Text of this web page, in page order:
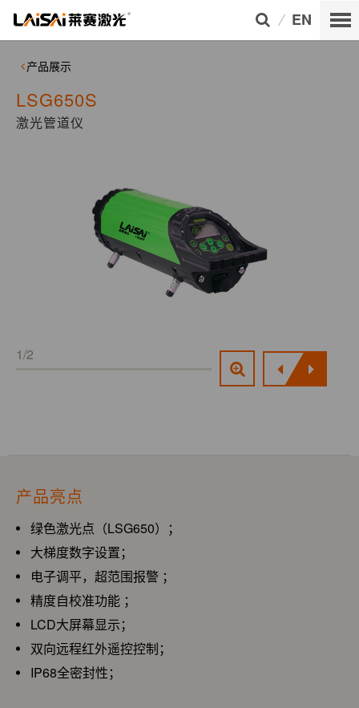
EN
产品展示
LSG650S
激光管道仪
1/2
产品亮点
绿色激光点（LSG650）；
大梯度数字设置；
电子调平，超范围报警 ；
精度自校准功能 ；
LCD大屏幕显示；
双向远程红外遥控控制；
IP68全密封性；